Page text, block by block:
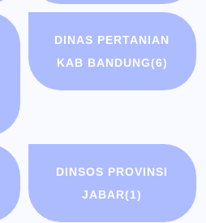
DINAS PERTANIAN
KAB BANDUNG(6)
DINSOS PROVINSI
JABAR(1)